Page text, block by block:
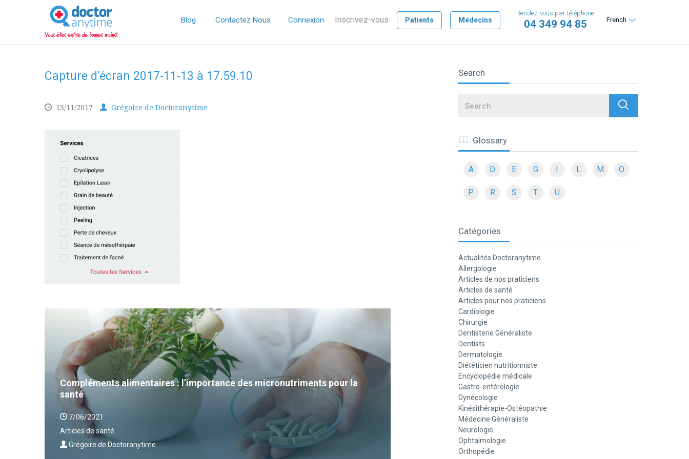
DoctorAnyTime
You
are
in
good
Blog Contactez Nous Connexion Inscrivez-vous Patients Médecins French
Rendez-vous par téléphone
04 349 94 85
Capture d’écran 2017-11-13 à 17.59.10
13/11/2017 Grégoire de Doctoranytime
Compléments alimentaires : l’importance des micronutriments pour la
santé
7/06/2021
Articles de santé
Grégoire de Doctoranytime
Search
Search
Glossary
A D E G I L M O
P R S T U
Catégories
Actualités Doctoranytime
Allergologie
Articles de nos praticiens
Articles de santé
Articles pour nos praticiens
Cardiologie
Chirurgie
Dentisterie Généraliste
Dentists
Dermatologie
Diététicien nutritionniste
Encyclopédie médicale
Gastro-entérologie
Gynécologie
Kinésithérapie-Ostéopathie
Médecine Généraliste
Neurologie
Ophtalmologie
Orthopédie